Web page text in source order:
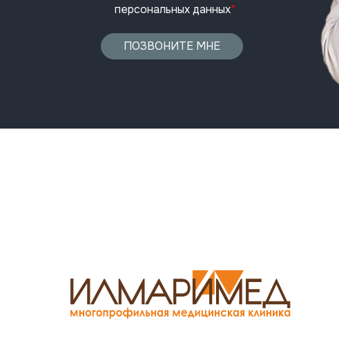
персональных данных*
ПОЗВОНИТЕ МНЕ